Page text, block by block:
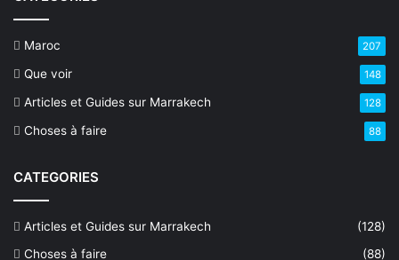
Maroc 207
Que voir 148
Articles et Guides sur Marrakech 128
Choses à faire 88
CATEGORIES
Articles et Guides sur Marrakech
(128)
Choses à faire
(88)